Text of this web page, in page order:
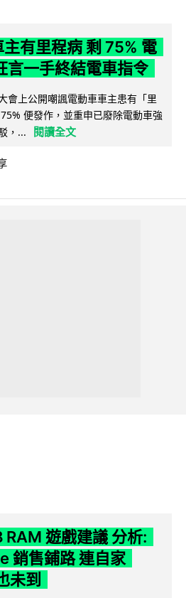
有里程病 剩 75% 電
言一手終結電車指令
會上公開嘲諷電動車車主患有「里
便發作，並重申已廢除電動車強
，...
閱讀全文
遊戲建議 分析:
銷售鋪路 連自家
未到